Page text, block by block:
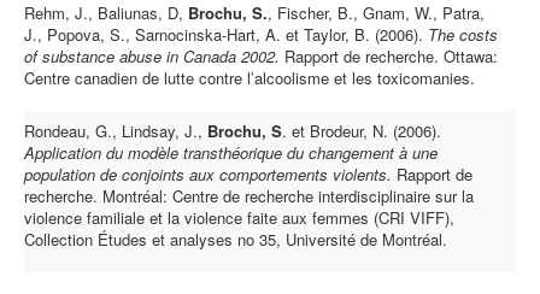
Rehm, J., Baliunas, D, Brochu, S., Fischer, B., Gnam, W., Patra,
J., Popova, S., Sarnocinska-Hart, A. et Taylor, B. (2006). The costs
of substance abuse in Canada 2002. Rapport de recherche. Ottawa:
Centre canadien de lutte contre l’alcoolisme et les toxicomanies.
Rondeau, G., Lindsay, J., Brochu, S. et Brodeur, N. (2006).
Application du modèle transthéorique du changement à une
population de conjoints aux comportements violents. Rapport de
recherche. Montréal: Centre de recherche interdisciplinaire sur la
violence familiale et la violence faite aux femmes (CRI VIFF),
Collection Études et analyses no 35, Université de Montréal.